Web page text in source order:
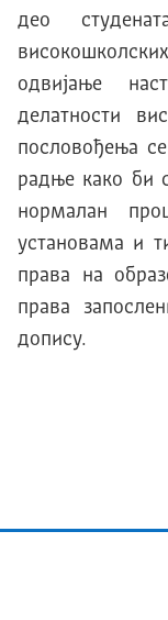
део
одвијање
делатности
пословођења
радње како би
нормалан
установама и
права на
права
допису.